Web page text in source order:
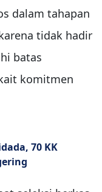
dalam tahapan
tidak hadir
batas
komitmen
70 KK